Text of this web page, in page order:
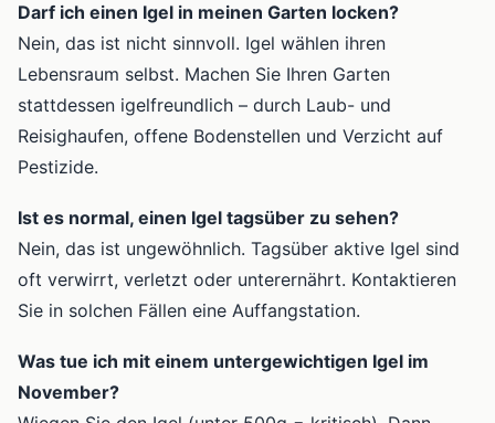
Darf ich einen Igel in meinen Garten locken?
Nein, das ist nicht sinnvoll. Igel wählen ihren
Lebensraum selbst. Machen Sie Ihren Garten
stattdessen igelfreundlich – durch Laub- und
Reisighaufen, offene Bodenstellen und Verzicht auf
Pestizide.
Ist es normal, einen Igel tagsüber zu sehen?
Nein, das ist ungewöhnlich. Tagsüber aktive Igel sind
oft verwirrt, verletzt oder unterernährt. Kontaktieren
Sie in solchen Fällen eine Auffangstation.
Was tue ich mit einem untergewichtigen Igel im
November?